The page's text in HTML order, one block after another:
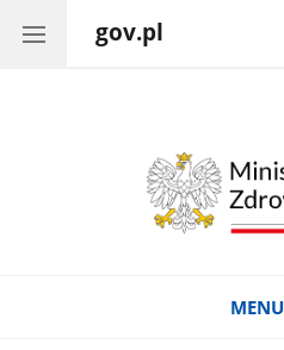
gov.pl
MENU